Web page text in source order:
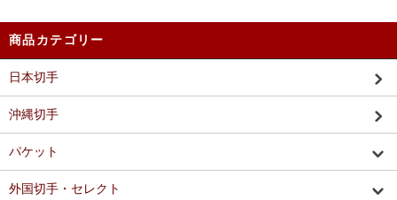
商品カテゴリー
日本切手
沖縄切手
パケット
外国切手・セレクト